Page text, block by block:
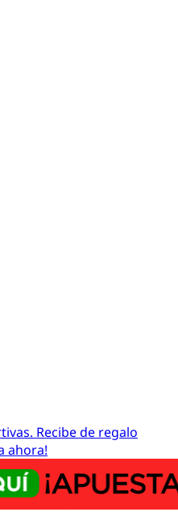
Recibe de regalo
ahora!